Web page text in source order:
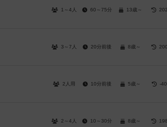
1～4人 60～75分 13歳～
3～7人 20分前後 8歳～
2人用 10分前後 5歳～ -
2～4人 10～30分 8歳～